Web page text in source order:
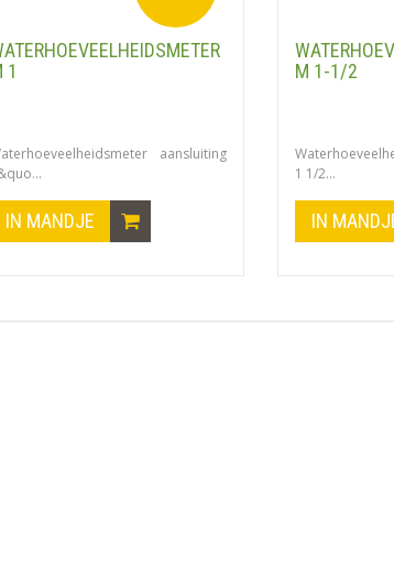
1
aansluiting
IN MANDJE
M 1-1/2
1 1/2...
IN